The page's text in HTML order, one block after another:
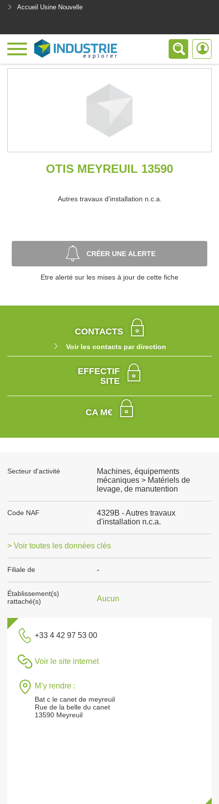
Accueil Usine Nouvelle
OTIS MEYREUIL 13590
Autres travaux d'installation n.c.a.
CRÉER UNE ALERTE
Etre alerté sur les mises à jour de cette fiche
CONTACTS
Voir les contacts par direction
EFFECTIF
SITE
CA M€
Secteur d'activité
Machines, équipements
mécaniques > Matériels de
levage, de manutention
Code NAF
4329B - Autres travaux
d'installation n.c.a.
> Voir toutes les données clés
Filiale de -
Établissement(s)
rattaché(s)
Aucun
+33 4 42 97 53 00
Voir le site internet
M’y rendre :
Bat c le canet de meyreuil
Rue de la belle du canet
13590 Meyreuil